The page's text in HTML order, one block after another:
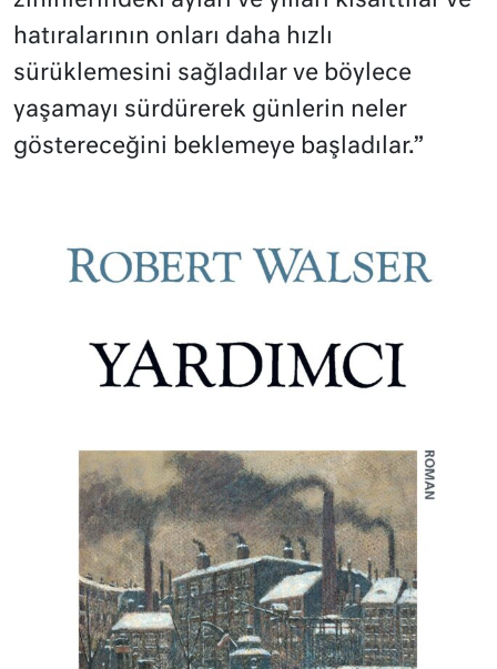
hatıralarının onları daha hızlı
sürüklemesini sağladılar ve böylece
yaşamayı sürdürerek günlerin neler
göstereceğini beklemeye başladılar.”